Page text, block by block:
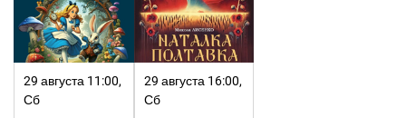
29 августа 11:00,
Сб
29 августа 16:00,
Сб